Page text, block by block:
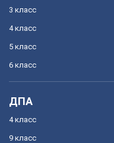
3 класс
4 класс
5 класс
6 класс
ДПА
4 класс
9 класс